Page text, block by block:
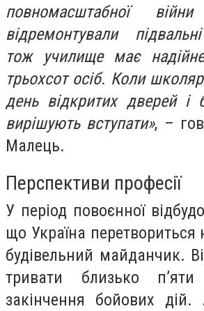
повномасштабної
відремонтували
тож училище має
трьохсот осіб. Коли
день відкритих дверей і
вирішують вступати», –
Малець.
Перспективи професії
У період повоєнної
що Україна перетвориться
будівельний майданчик.
тривати близько
закінчення бойових